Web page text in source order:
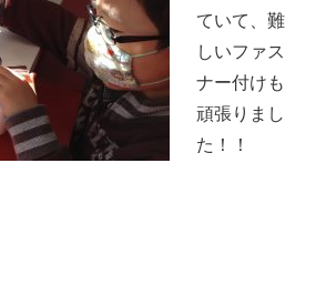
ていて、難
しいファス
ナー付けも
頑張りまし
た！！